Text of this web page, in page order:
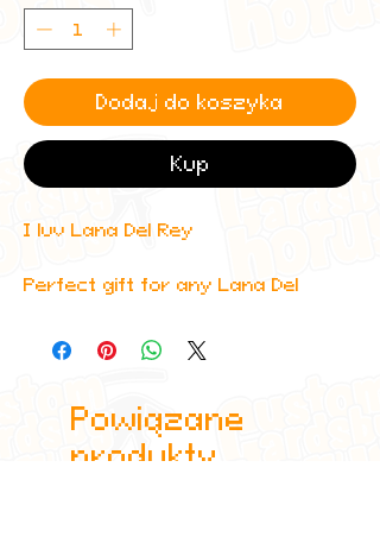
Dodaj do koszyka
Kup
I luv Lana Del Rey
Perfect gift for any Lana Del
quality materials using industry
standard printers.
Powiązane
produkty